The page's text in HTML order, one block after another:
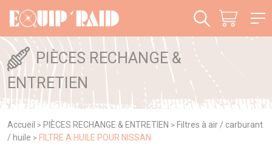
PIÈCES RECHANGE &
ENTRETIEN
Accueil > PIÈCES RECHANGE & ENTRETIEN > Filtres à air / carburant
/ huile > FILTRE A HUILE POUR NISSAN
Panneau de gestion des cookies